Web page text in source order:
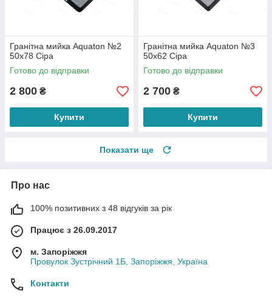
Гранітна мийка Aquaton №2
50х78 Сіра
Готово до відправки
2 800 ₴
Купити
Гранітна мийка Aquaton №3
50х62 Сіра
Готово до відправки
2 700 ₴
Купити
Показати ще
Про нас
100% позитивних з 48 відгуків за рік
Працює з 26.09.2017
м. Запоріжжя
Провулок Зустрічний 1Б, Запоріжжя, Україна
Контакти